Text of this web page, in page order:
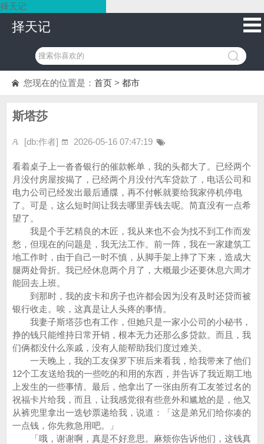
择天记
择天记
您现在的位置是： 首页 > 都市
斯塔莎
[db:作者] 2026-05-16 07:47:19
看着桌子上一沓沓银行的催款帐单，我的头都大了。已经两个
月没付房屋按揭了，已经两个月没付汽车贷款了，电话公司和
电力公司已经发出最后通牒，再不付帐就要给我家停机停电
了。可是，这么短时间让我去哪里弄钱去呢。简直没有一点希
望了。
我是个手艺精良的木匠，我从来也不会为找不到工作而发
愁，但现在的问题是，我无法工作。前一阵，我在一家建筑工
地工作时，由于自己一时不慎，从脚手架上摔了下来，造成大
腿两处骨折。我已经休息两个月了，大概最少还要休息六周才
能回去上班。
到那时，我的皮卡和房子也许都会因为没有及时还贷而被
银行收走。唉，这真是让人头疼的事情。
我妻子斯塔莎也有工作，但她只是一家小公司的小秘书，
挣的钱只能维持日常开销，根本无力还那么多贷款。而且，我
们俩都没什么亲戚，没有人能帮助我们度过难关。
一天晚上，我的工友保罗下班后来看我，给我带来了他们
12个工友送给我的一些吃的和用的东西，并告诉了我近期工地
上发生的一些事情。最后，他拿出了一张由所有工友签过名的
祝福卡片给我，而且，让我感觉很有些意外和尴尬的是，他又
从裤兜里拿出一迭钞票递给我，说道：「这是弟兄们给你凑的
一点钱，你先救急用吧。」
「哦，谢谢啊，真是不好意思。麻烦你告诉他们，这钱真